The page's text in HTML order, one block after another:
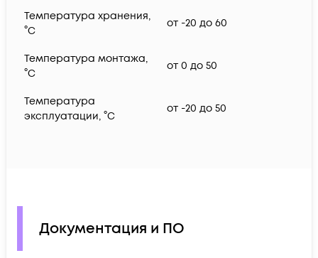
Температура хранения,
°C
от -20 до 60
Температура монтажа,
°C
от 0 до 50
Температура
эксплуатации, °C
от -20 до 50
Документация и ПО